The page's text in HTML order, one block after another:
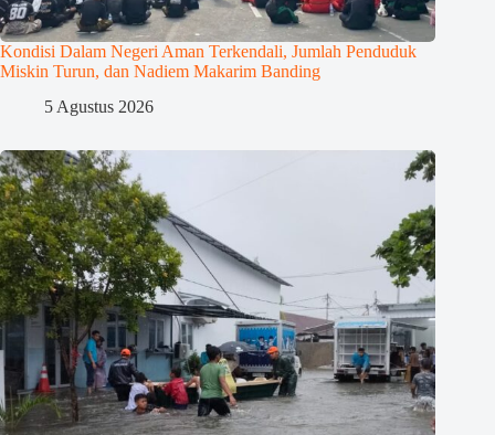
Kondisi Dalam Negeri Aman Terkendali, Jumlah Penduduk
Miskin Turun, dan Nadiem Makarim Banding
5 Agustus 2026